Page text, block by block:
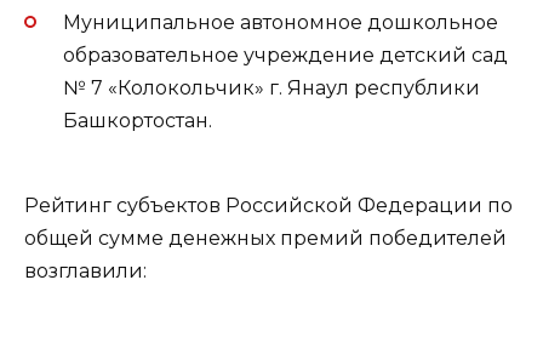
Муниципальное автономное дошкольное
образовательное учреждение детский сад
№ 7 «Колокольчик» г. Янаул республики
Башкортостан.
Рейтинг субъектов Российской Федерации по
общей сумме денежных премий победителей
возглавили: